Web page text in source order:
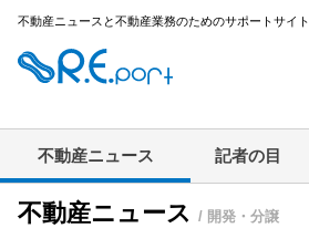
不動産ニュースと不動産業務のためのサポートサイト
不動産ニュース 記者の目
不動産ニュース / 開発・分譲